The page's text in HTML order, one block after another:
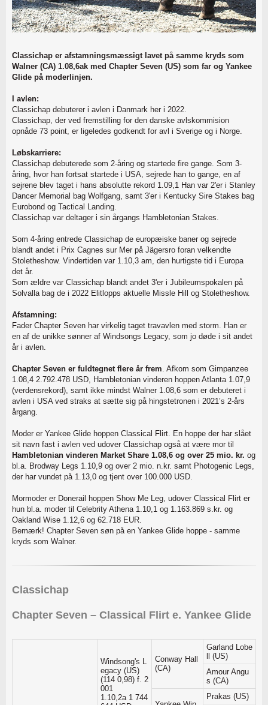
Classichap er afstamningsmæssigt lavet på samme kryds som
Walner (CA) 1.08,6ak med Chapter Seven (US) som far og Yankee
Glide på moderlinjen.
I avlen:
Classichap debuterer i avlen i Danmark her i 2022.
Classichap, der ved fremstilling for den danske avlskommision
opnåde 73 point, er ligeledes godkendt for avl i Sverige og i Norge.
Løbskarriere:
Classichap debuterede som 2-åring og startede fire gange. Som 3-
åring, hvor han fortsat startede i USA, sejrede han to gange, en af
sejrene blev taget i hans absolutte rekord 1.09,1 Han var 2'er i Stanley
Dancer Memorial bag Wolfgang, samt 3'er i Kentucky Sire Stakes bag
Eurobond og Tactical Landing.
Classichap var deltager i sin årgangs Hambletonian Stakes.
Som 4-åring entrede Classichap de europæiske baner og sejrede
blandt andet i Prix Cagnes sur Mer på Jägersro foran velkendte
Stoletheshow. Vindertiden var 1.10,3 am, den hurtigste tid i Europa
det år.
Som ældre var Classichap blandt andet 3'er i Jubileumspokalen på
Solvalla bag de i 2022 Elitlopps aktuelle Missle Hill og Stoletheshow.
Afstamning:
Fader Chapter Seven har virkelig taget travavlen med storm. Han er
en af de unikke sønner af Windsongs Legacy, som jo døde i sit andet
år i avlen.
Chapter Seven er fuldtegnet flere år frem . Afkom som Gimpanzee
1.08,4 2.792.478 USD, Hambletonian vinderen hoppen Atlanta 1.07,9
(verdensrekord), samt ikke mindst Walner 1.08,6 som er debuteret i
avlen i USA ved straks at sætte sig på hingstetronen i 2021’s 2-års
årgang.
Moder er Yankee Glide hoppen Classical Flirt. En hoppe der har slået
sit navn fast i avlen ved udover Classichap også at være mor til
Hambletonian vinderen Market Share 1.08,6 og over 25 mio. kr. og
bl.a. Brodway Legs 1.10,9 og over 2 mio. n.kr. samt Photogenic Legs,
der har vundet på 1.13,0 og tjent over 100.000 USD.
Mormoder er Donerail hoppen Show Me Leg, udover Classical Flirt er
hun bl.a. moder til Celebrity Athena 1.10,1 og 1.163.869 s.kr. og
Oakland Wise 1.12,6 og 62.718 EUR.
Bemærk! Chapter Seven søn på en Yankee Glide hoppe - samme
kryds som Walner.
Classichap
Chapter Seven – Classical Flirt e. Yankee Glide
Windsong's L
egacy (US)
(114 0,98) f. 2
001
1.10,2a 1 744
Conway Hall
(CA)
Garland Lobe
ll (US)
Amour Angu
s (CA)
Prakas (US)